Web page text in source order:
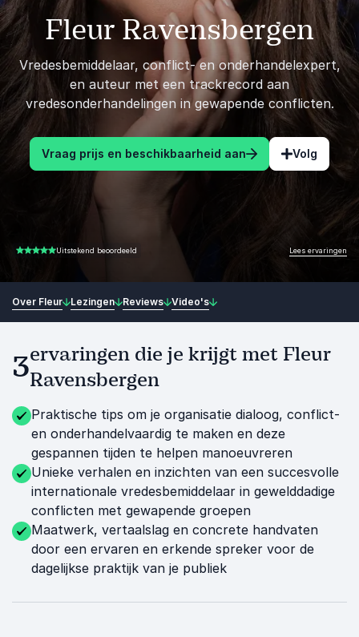
Fleur Ravensbergen
Vredesbemiddelaar, conflict- en onderhandelexpert,
en auteur met een trackrecord aan
vredesonderhandelingen in gewapende conflicten.
Vraag prijs en beschikbaarheid aan Volg
4.73 van 5 Uitstekend beoordeeld Lees ervaringen
Over Fleur Lezingen Reviews Video's
3ervaringen die je krijgt met Fleur
Ravensbergen
Praktische tips om je organisatie dialoog, conflict-
en onderhandelvaardig te maken en deze
gespannen tijden te helpen manoeuvreren
Unieke verhalen en inzichten van een succesvolle
internationale vredesbemiddelaar in gewelddadige
conflicten met gewapende groepen
Maatwerk, vertaalslag en concrete handvaten
door een ervaren en erkende spreker voor de
dagelijkse praktijk van je publiek